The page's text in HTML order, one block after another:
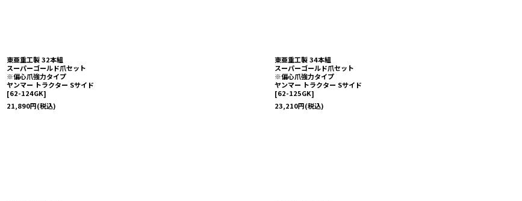
東亜重工製 32本組
スーパーゴールド爪セット
※偏心爪強力タイプ
ヤンマー トラクター Sサイド
[62-124GK]
21,890円(税込)
東亜重工製 34本組
スーパーゴールド爪セット
※偏心爪強力タイプ
ヤンマー トラクター Sサイド
[62-125GK]
23,210円(税込)